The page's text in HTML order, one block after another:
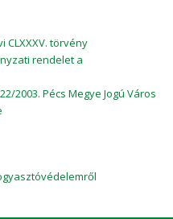
CLXXXV. törvény
rendelet a
2003. Pécs Megye Jogú Város